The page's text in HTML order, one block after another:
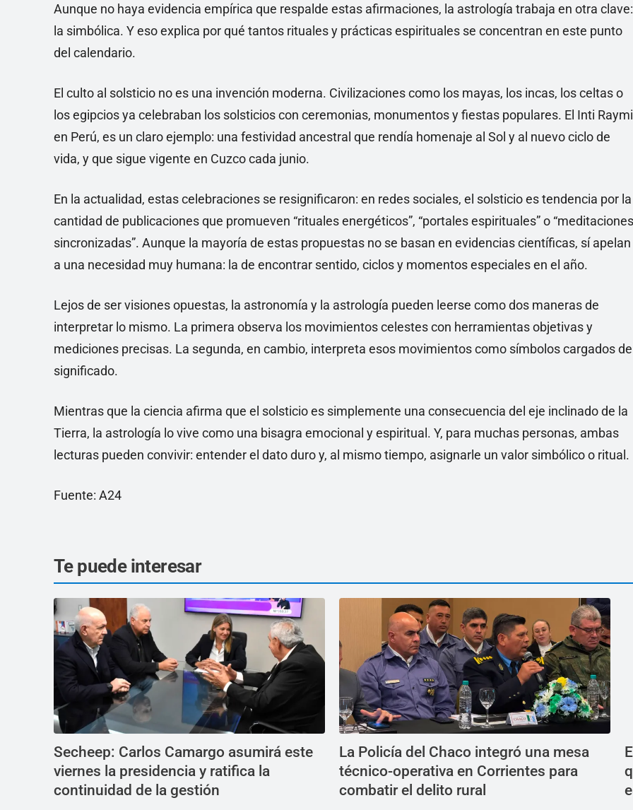
Aunque no haya evidencia empírica que respalde estas afirmaciones, la astrología trabaja en otra clave:
la simbólica. Y eso explica por qué tantos rituales y prácticas espirituales se concentran en este punto
del calendario.
El culto al solsticio no es una invención moderna. Civilizaciones como los mayas, los incas, los celtas o
los egipcios ya celebraban los solsticios con ceremonias, monumentos y fiestas populares. El Inti
en Perú, es un claro ejemplo: una festividad ancestral que rendía homenaje al Sol y al nuevo ciclo de
vida, y que sigue vigente en Cuzco cada junio.
En la actualidad, estas celebraciones se resignificaron: en redes sociales, el solsticio es tendencia por la
cantidad de publicaciones que promueven “rituales energéticos”, “portales espirituales” o “meditaciones
sincronizadas”. Aunque la mayoría de estas propuestas no se basan en evidencias científicas, sí apelan
a una necesidad muy humana: la de encontrar sentido, ciclos y momentos especiales en el año.
Lejos de ser visiones opuestas, la astronomía y la astrología pueden leerse como dos maneras de
interpretar lo mismo. La primera observa los movimientos celestes con herramientas objetivas y
mediciones precisas. La segunda, en cambio, interpreta esos movimientos como símbolos cargados de
significado.
Mientras que la ciencia afirma que el solsticio es simplemente una consecuencia del eje inclinado de la
Tierra, la astrología lo vive como una bisagra emocional y espiritual. Y, para muchas personas, ambas
lecturas pueden convivir: entender el dato duro y, al mismo tiempo, asignarle un valor simbólico o ritual.
Fuente: A24
Te puede interesar
Secheep: Carlos Camargo asumirá este
viernes la presidencia y ratifica la
continuidad de la gestión
La Policía del Chaco integró una mesa
técnico-operativa en Corrientes para
combatir el delito rural